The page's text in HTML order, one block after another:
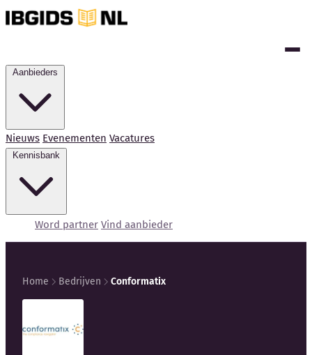
Nieuws Evenementen Vacatures
Word partner Vind aanbieder
Kennisbank
Blog
Home Bedrijven Conformatix